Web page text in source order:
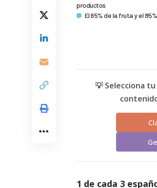
productos
El 65% de la fruta y el
💡 Selecciona
1 de cada 3